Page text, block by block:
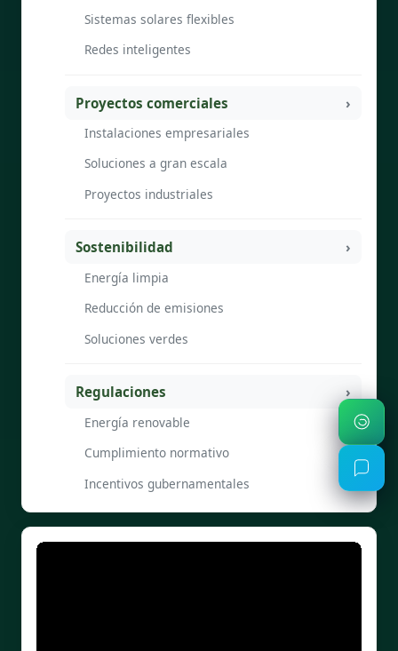
Sistemas solares flexibles
Redes inteligentes
Proyectos comerciales
Instalaciones empresariales
Soluciones a gran escala
Proyectos industriales
Sostenibilidad
Energía limpia
Reducción de emisiones
Soluciones verdes
Regulaciones
Energía renovable
Cumplimiento normativo
Incentivos gubernamentales